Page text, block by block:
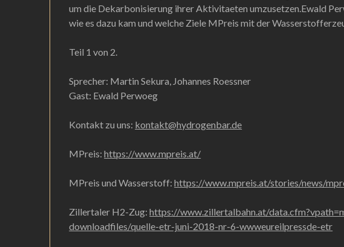
um die Dekarbonisierung ihrer Aktivitaeten umzusetzen.Ewald
wie es dazu kam und welche Ziele MPreis mit der
Teil 1 von 2.
Sprecher: Martin Sekura, Johannes Roessner
Gast: Ewald Perwoeg
Kontakt zu uns: kontakt@hydrogenbar.de
MPreis:https://www.mpreis.at/
MPreis und Wasserstoff:https://www.mpreis.at/stories/news/
Zillertaler H2-Zug:https://www.zillertalbahn.at/
downloadfiles/quelle-etr-juni-2018-nr-6-wwweureilpressde-etr